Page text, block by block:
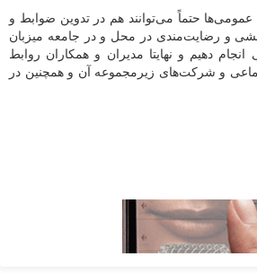
حتماً می‌توانند هم در تدوین ضوابط و
و رضایت‌مندی در محل و در جامعه میزبان
دهیم و نهایتا مدیران و همکاران روابط
و شرکت‌های زیرمجموعه آن و همچنین در